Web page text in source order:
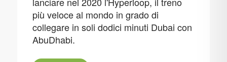
più veloce al mondo in grado di
collegare in soli dodici minuti Dubai con
AbuDhabi.